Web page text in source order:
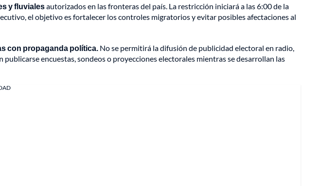
y fluvialesautorizados en las fronteras del país. La restricción iniciará a las 6:00 de la
el objetivo es fortalecer los controles migratorios y evitar posibles afectaciones al
con propaganda política. No se permitirá la difusión de publicidad electoral en radio,
encuestas, sondeos o proyecciones electorales mientras se desarrollan las